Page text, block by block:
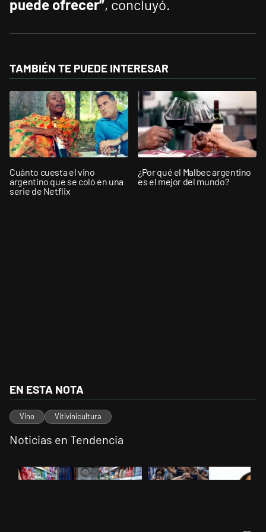
puede ofrecer”, concluyó.
TAMBIÉN TE PUEDE INTERESAR
Cuánto cuesta el vino
argentino que se coló en una
serie de Netflix
¿Por qué el Malbec argentino
es el mejor del mundo?
EN ESTA NOTA
Vino Vitivinicultura
Noticias en Tendencia
Un artículo de tendencia con el título "La inflación en CABA marcó
Un artículo de tendencia con el